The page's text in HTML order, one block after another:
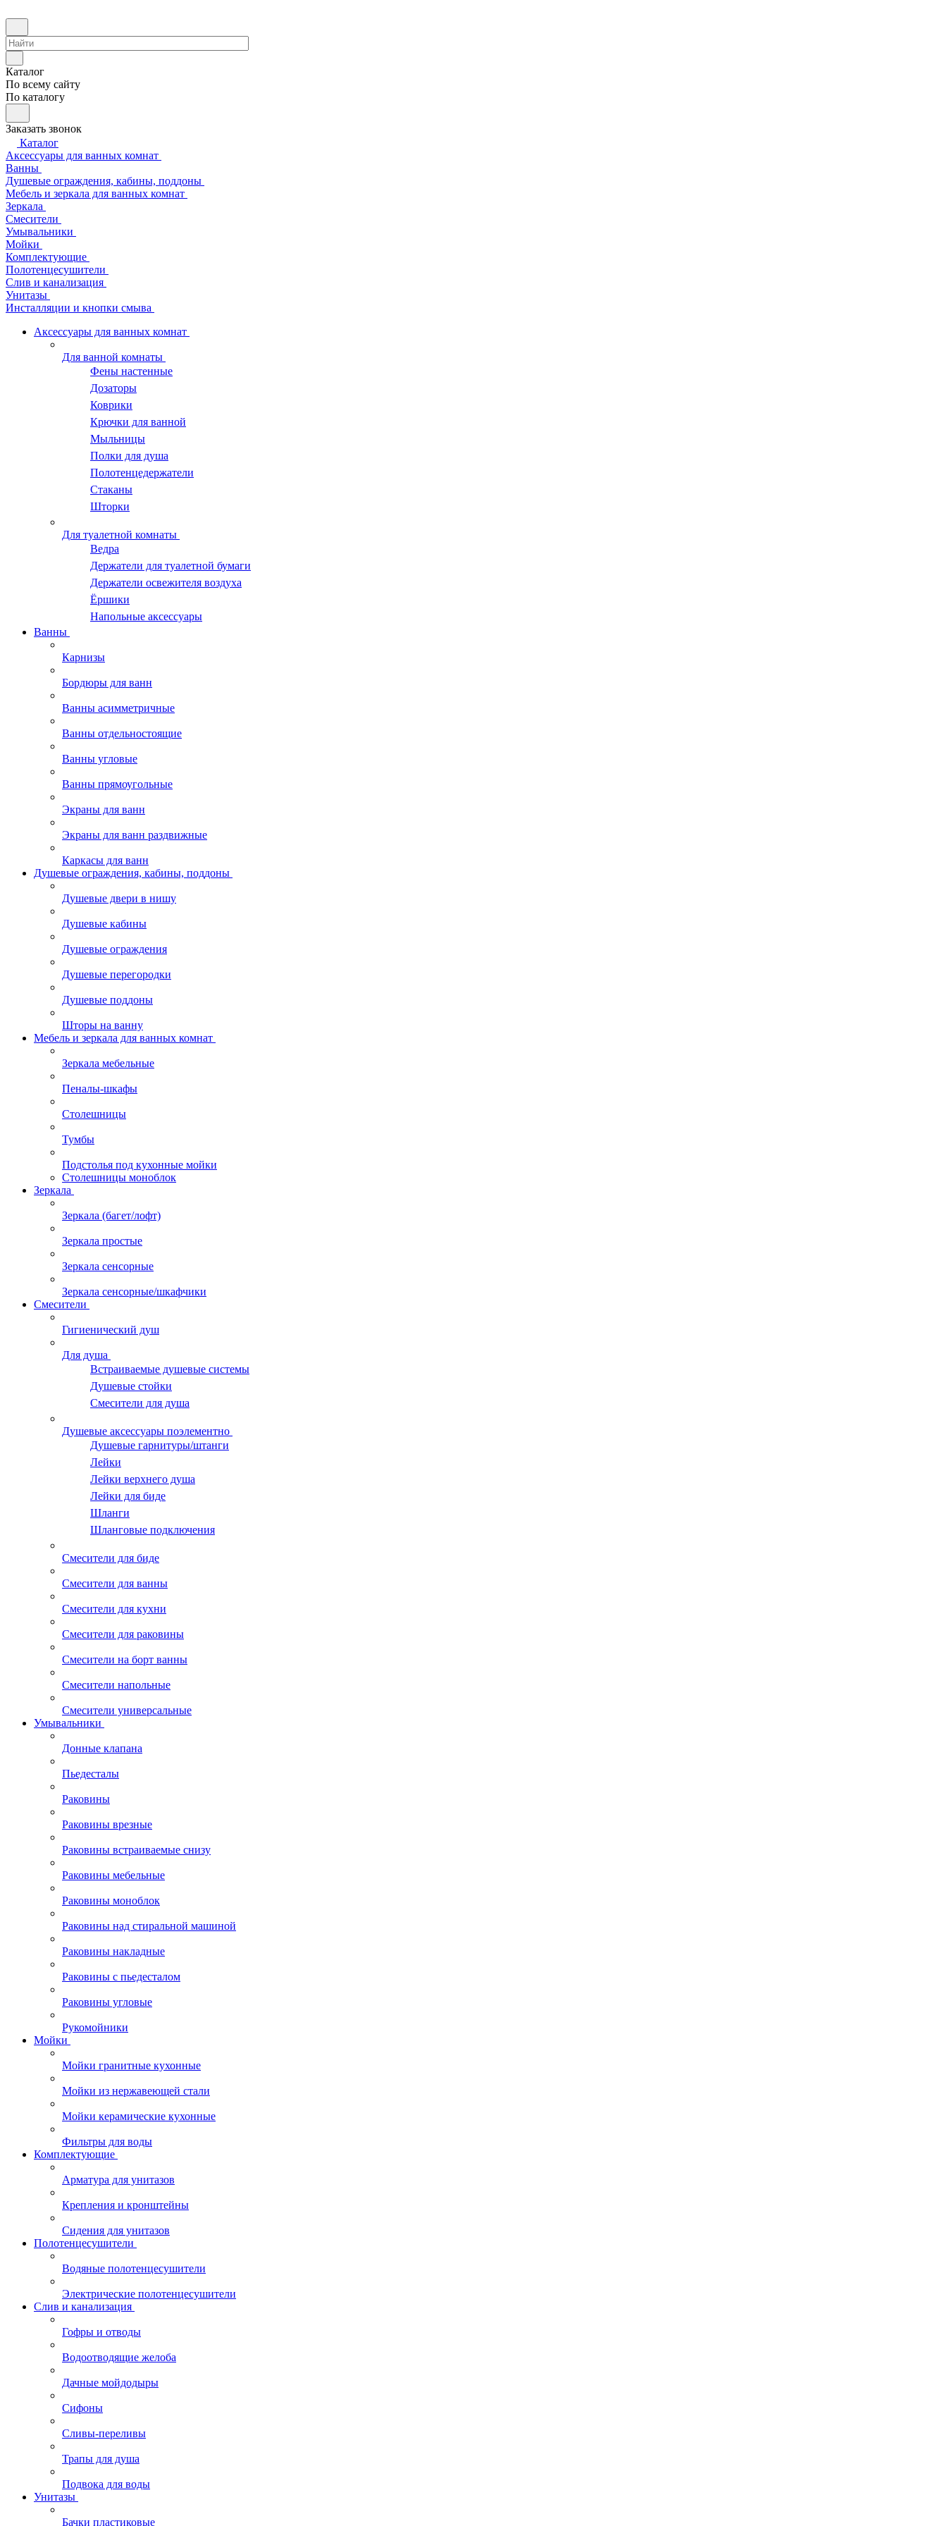
Каталог
По всему сайту
По каталогу
Заказать звонок
Каталог
Аксессуары для ванных комнат
Ванны
Душевые ограждения, кабины, поддоны
Мебель и зеркала для ванных комнат
Зеркала
Смесители
Умывальники
Мойки
Комплектующие
Полотенцесушители
Слив и канализация
Унитазы
Инсталляции и кнопки смыва
Аксессуары для ванных комнат
Для ванной комнаты
Фены настенные
Дозаторы
Коврики
Крючки для ванной
Мыльницы
Полки для душа
Полотенцедержатели
Стаканы
Шторки
Для туалетной комнаты
Ведра
Держатели для туалетной бумаги
Держатели освежителя воздуха
Ёршики
Напольные аксессуары
Ванны
Карнизы
Бордюры для ванн
Ванны асимметричные
Ванны отдельностоящие
Ванны угловые
Ванны прямоугольные
Экраны для ванн
Экраны для ванн раздвижные
Каркасы для ванн
Душевые ограждения, кабины, поддоны
Душевые двери в нишу
Душевые кабины
Душевые ограждения
Душевые перегородки
Душевые поддоны
Шторы на ванну
Мебель и зеркала для ванных комнат
Зеркала мебельные
Пеналы-шкафы
Столешницы
Тумбы
Подстолья под кухонные мойки
Столешницы моноблок
Зеркала
Зеркала (багет/лофт)
Зеркала простые
Зеркала сенсорные
Зеркала сенсорные/шкафчики
Смесители
Гигиенический душ
Для душа
Встраиваемые душевые системы
Душевые стойки
Смесители для душа
Душевые аксессуары поэлементно
Душевые гарнитуры/штанги
Лейки
Лейки верхнего душа
Лейки для биде
Шланги
Шланговые подключения
Смесители для биде
Смесители для ванны
Смесители для кухни
Смесители для раковины
Смесители на борт ванны
Смесители напольные
Смесители универсальные
Умывальники
Донные клапана
Пьедесталы
Раковины
Раковины врезные
Раковины встраиваемые снизу
Раковины мебельные
Раковины моноблок
Раковины над стиральной машиной
Раковины накладные
Раковины с пьедесталом
Раковины угловые
Рукомойники
Мойки
Мойки гранитные кухонные
Мойки из нержавеющей стали
Мойки керамические кухонные
Фильтры для воды
Комплектующие
Арматура для унитазов
Крепления и кронштейны
Сидения для унитазов
Полотенцесушители
Водяные полотенцесушители
Электрические полотенцесушители
Слив и канализация
Гофры и отводы
Водоотводящие желоба
Дачные мойдодыры
Сифоны
Сливы-переливы
Трапы для душа
Подвока для воды
Унитазы
Бачки пластиковые